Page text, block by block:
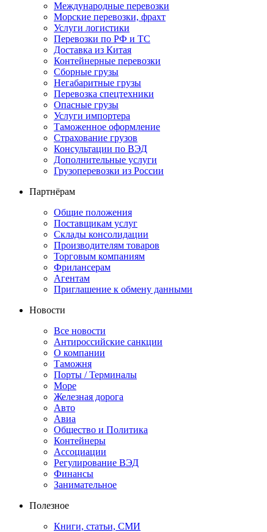
Международные перевозки
Морские перевозки, фрахт
Услуги логистики
Перевозки по РФ и ТС
Доставка из Китая
Контейнерные перевозки
Сборные грузы
Негабаритные грузы
Перевозка спецтехники
Опасные грузы
Услуги импортера
Таможенное оформление
Страхование грузов
Консультации по ВЭД
Дополнительные услуги
Грузоперевозки из России
Партнёрам
Общие положения
Поставщикам услуг
Склады консолидации
Производителям товаров
Торговым компаниям
Фрилансерам
Агентам
Приглашение к обмену данными
Новости
Все новости
Антироссийские санкции
О компании
Таможня
Порты / Терминалы
Море
Железная дорога
Авто
Авиа
Общество и Политика
Контейнеры
Ассоциации
Регулирование ВЭД
Финансы
Занимательное
Полезное
Книги, статьи, СМИ